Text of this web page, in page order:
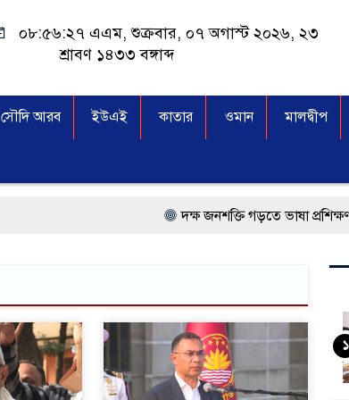
০৮:৫৬:২৭ এএম, শুক্রবার, ০৭ অগাস্ট ২০২৬, ২৩
শ্রাবণ ১৪৩৩ বঙ্গাব্দ
সৌদি আরব ইউএই কাতার ওমান মালদ্বীপ
দক্ষ জনশক্তি গড়তে ভাষা প্রশিক্ষণ কেন্দ্র
মালয়েশিয়া বিমানবন্দরে ভুয়া ভিসায়
কুয়ালালামপুরে বিশেষ অভিযানে
আগামী নির্বাচনে প্রবাসীদের
১